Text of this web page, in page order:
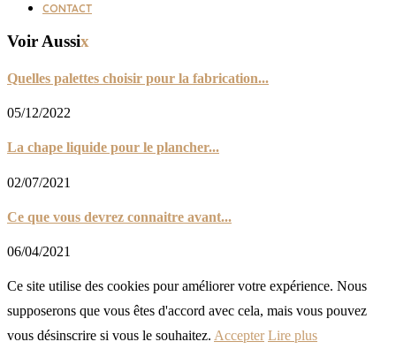
CONTACT
Voir Aussix
Quelles palettes choisir pour la fabrication...
05/12/2022
La chape liquide pour le plancher...
02/07/2021
Ce que vous devrez connaitre avant...
06/04/2021
Ce site utilise des cookies pour améliorer votre expérience. Nous
supposerons que vous êtes d'accord avec cela, mais vous pouvez
vous désinscrire si vous le souhaitez. Accepter Lire plus